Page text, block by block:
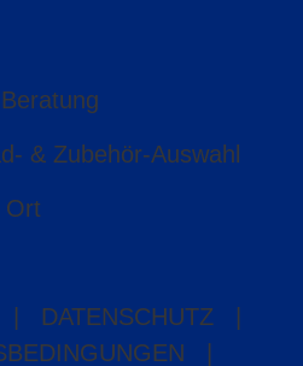
& Zubehör-Auswahl
Ort
DATENSCHUTZ